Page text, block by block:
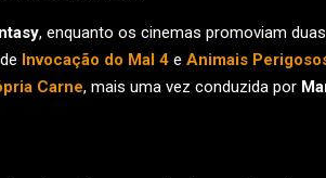
, enquanto os cinemas promoviam
Invocação do Mal 4 e Animais
Carne, mais uma vez conduzida por